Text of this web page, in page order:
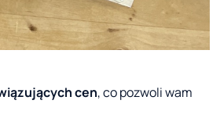
cen, co pozwoli wam